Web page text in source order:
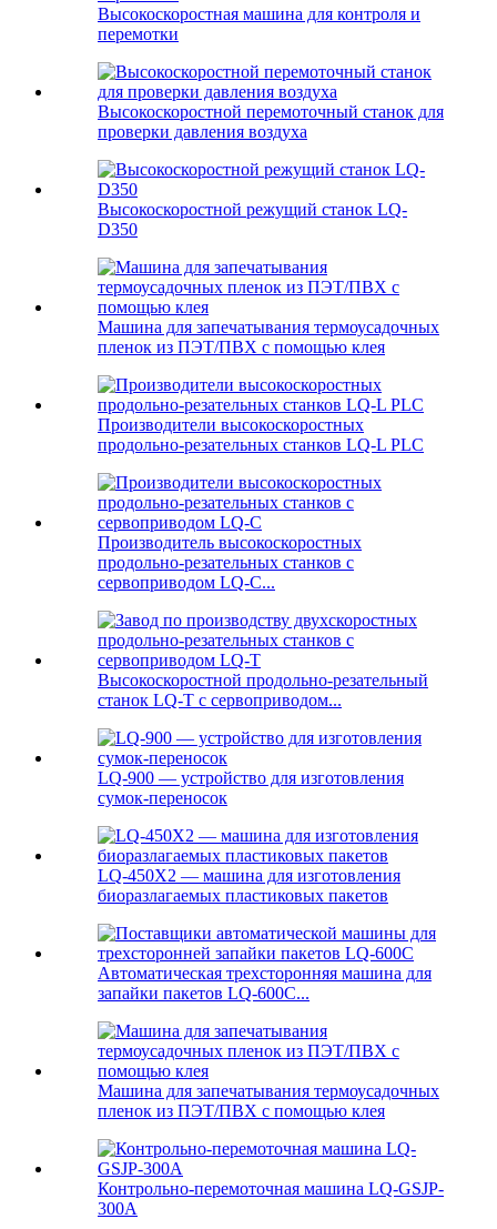
Высокоскоростная машина для контроля и
перемотки
Высокоскоростной перемоточный станок для
проверки давления воздуха
Высокоскоростной режущий станок LQ-
D350
Машина для запечатывания термоусадочных
пленок из ПЭТ/ПВХ с помощью клея
Производители высокоскоростных
продольно-резательных станков LQ-L PLC
Производитель высокоскоростных
продольно-резательных станков с
сервоприводом LQ-C...
Высокоскоростной продольно-резательный
станок LQ-T с сервоприводом...
LQ-900 — устройство для изготовления
сумок-переносок
LQ-450X2 — машина для изготовления
биоразлагаемых пластиковых пакетов
Автоматическая трехсторонняя машина для
запайки пакетов LQ-600C...
Машина для запечатывания термоусадочных
пленок из ПЭТ/ПВХ с помощью клея
Контрольно-перемоточная машина LQ-GSJP-
300A